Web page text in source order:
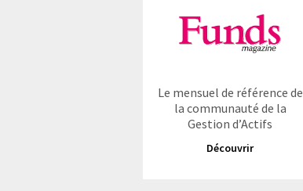
Le mensuel de référence de
la communauté de la
Gestion d’Actifs
Découvrir